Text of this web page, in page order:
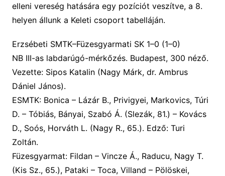
elleni vereség hatására egy pozíciót veszítve, a 8.
helyen állunk a Keleti csoport tabelláján.
Erzsébeti SMTK–Füzesgyarmati SK 1–0 (1–0)
NB III-as labdarúgó-mérkőzés. Budapest, 300 néző.
Vezette: Sipos Katalin (Nagy Márk, dr. Ambrus
Dániel János).
ESMTK:Bonica – Lázár B., Privigyei, Markovics, Túri
D. – Tóbiás, Bányai, Szabó Á. (Slezák, 81.) – Kovács
D., Soós, Horváth L. (Nagy R., 65.). Edző: Turi
Zoltán.
Füzesgyarmat:Fildan – Vincze Á., Raducu, Nagy T.
(Kis Sz., 65.), Pataki – Toca, Villand – Pölöskei,